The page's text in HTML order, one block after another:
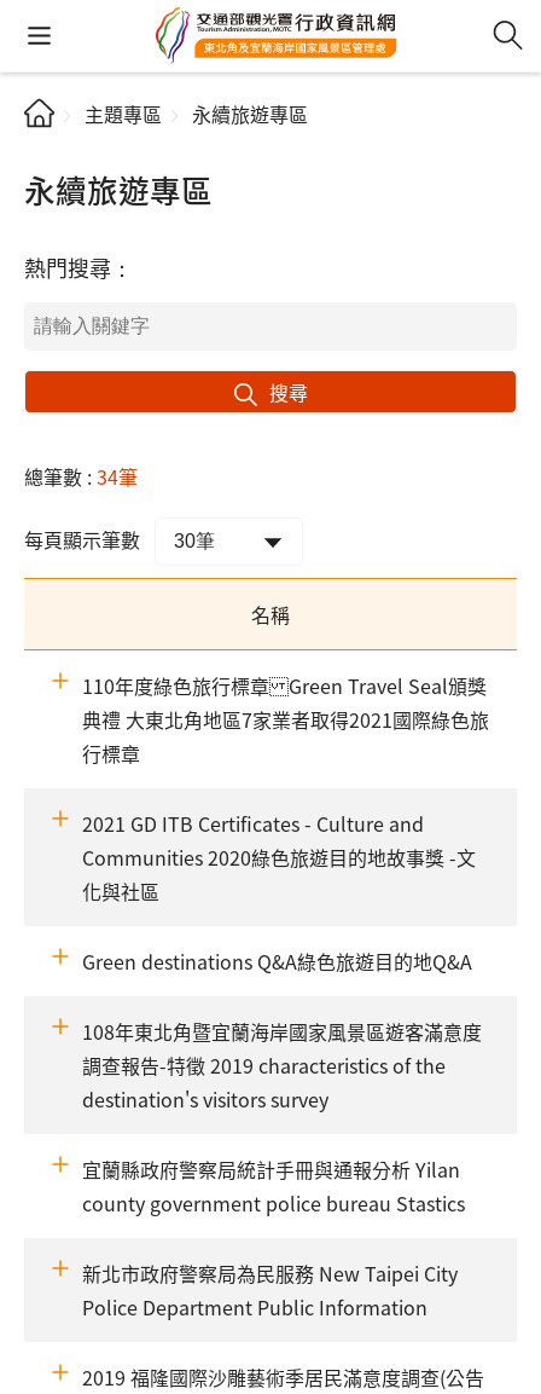
主題專區 永續旅遊專區
永續旅遊專區
熱門搜尋：
搜尋
總筆數 :34筆
每頁顯示筆數
名稱
110年度綠色旅行標章 Green Travel Seal頒獎
典禮 大東北角地區7家業者取得2021國際綠色旅
行標章
2021 GD ITB Certificates - Culture and
Communities 2020綠色旅遊目的地故事獎 -文
化與社區
Green destinations Q&A綠色旅遊目的地Q&A
108年東北角暨宜蘭海岸國家風景區遊客滿意度
調查報告-特徵 2019 characteristics of the
destination's visitors survey
宜蘭縣政府警察局統計手冊與通報分析 Yilan
county government police bureau Stastics
新北市政府警察局為民服務 New Taipei City
Police Department Public Information
2019 福隆國際沙雕藝術季居民滿意度調查(公告